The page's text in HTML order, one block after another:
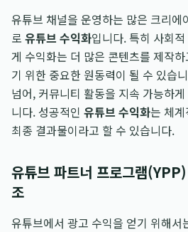
유튜브 채널을 운영하는 많은 크리에
로 유튜브 수익화입니다. 특히 사회
게 수익화는 더 많은 콘텐츠를 제작
기 위한 중요한 원동력이 될 수 있습
넘어, 커뮤니티 활동을 지속 가능하
니다. 성공적인 유튜브 수익화는 체계
최종 결과물이라고 할 수 있습니다.
유튜브 파트너 프로그램
조
유튜브에서 광고 수익을 얻기 위해서